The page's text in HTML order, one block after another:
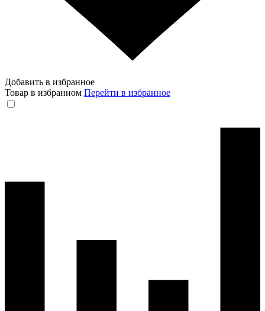
Добавить в избранное
Товар в избранном Перейти в избранное